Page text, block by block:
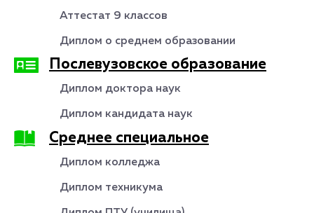
Аттестат 9 классов
Диплом о среднем образовании
Послевузовское образование
Диплом доктора наук
Диплом кандидата наук
Среднее специальное
Диплом колледжа
Диплом техникума